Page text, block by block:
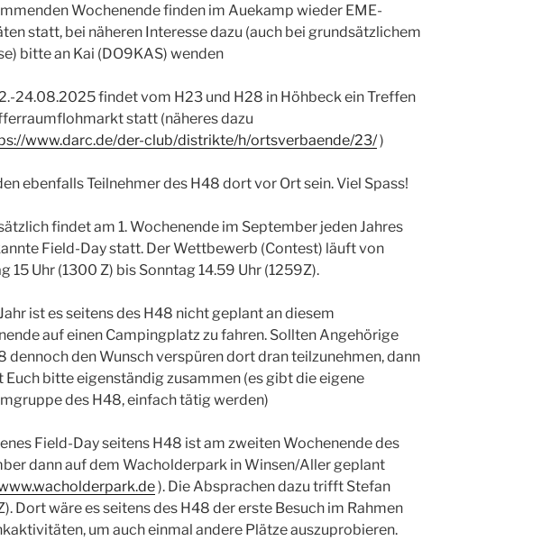
Wochenende finden im Auekamp wieder EME-
statt, bei näheren Interesse dazu (auch bei grundsätzlichem
bitte an Kai (DO9KAS) wenden
24.08.2025 findet vom H23 und H28 in Höhbeck ein Treffen
statt (näheres dazu
www.darc.de/der-club/distrikte/h/ortsverbaende/23/)
ebenfalls Teilnehmer des H48 dort vor Ort sein. Viel Spass!
findet am 1. Wochenende im September jeden Jahres
Field-Day statt. Der Wettbewerb (Contest) läuft von
15 Uhr (1300 Z) bis Sonntag 14.59 Uhr (1259Z).
ist es seitens des H48 nicht geplant an diesem
auf einen Campingplatz zu fahren. Sollten Angehörige
dennoch den Wunsch verspüren dort dran teilzunehmen, dann
Euch bitte eigenständig zusammen (es gibt die eigene
des H48, einfach tätig werden)
Field-Day seitens H48 ist am zweiten Wochenende des
dann auf dem Wacholderpark in Winsen/Aller geplant
). Die Absprachen dazu trifft Stefan
Dort wäre es seitens des H48 der erste Besuch im Rahmen
um auch einmal andere Plätze auszuprobieren.